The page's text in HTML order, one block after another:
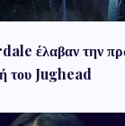
έλαβαν την
του Jughead